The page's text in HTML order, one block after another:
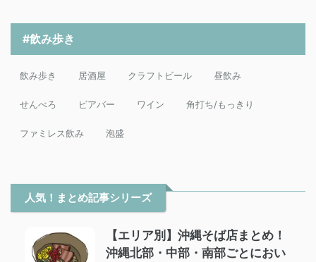
#飲み歩き
飲み歩き 居酒屋 クラフトビール 昼飲み
せんべろ ビアバー ワイン 角打ち/もっきり
ファミレス飲み 泡盛
人気！まとめ記事シリーズ
【エリア別】沖縄そば店まとめ！
沖縄北部・中部・南部ごとにおい